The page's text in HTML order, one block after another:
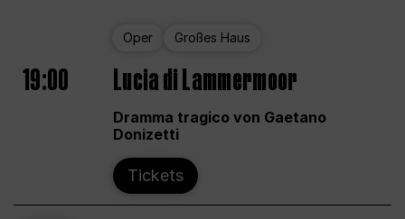
Oper Großes Haus
19:00 Lucia di Lammermoor
Dramma tragico von Gaetano
Donizetti
Tickets